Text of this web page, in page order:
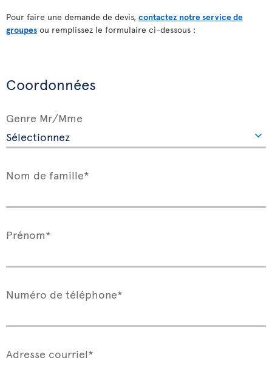
Pour faire une demande de devis, contactez notre service de
groupes ou remplissez le formulaire ci-dessous :
Coordonnées
Genre Mr/Mme
Nom de famille*
Prénom*
Numéro de téléphone*
Adresse courriel*